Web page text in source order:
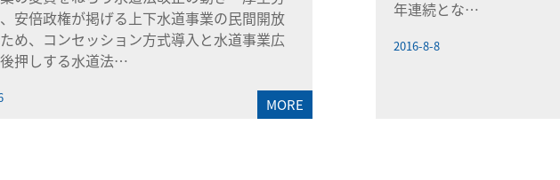
安倍政権が掲げる上下水道事業の民間開放
め、コンセッション方式導入と水道事業広
押しする水道法…
MORE
年連続とな…
2016-8-8